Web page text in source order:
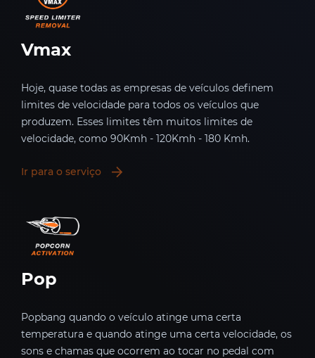
Vmax
Hoje, quase todas as empresas de veículos definem
limites de velocidade para todos os veículos que
produzem. Esses limites têm muitos limites de
velocidade, como 90Kmh - 120Kmh - 180 Kmh.
Ir para o serviço
Pop
Popbang quando o veículo atinge uma certa
temperatura e quando atinge uma certa velocidade, os
sons e chamas que ocorrem ao tocar no pedal com